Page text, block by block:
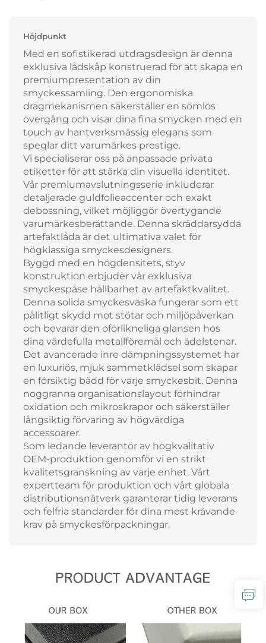
Höjdpunkt
Med en sofistikerad utdragsdesign är denna
exklusiva lådskåp konstruerad för att skapa en
premiumpresentation av din
smyckessamling. Den ergonomiska
dragmekanismen säkerställer en sömlös
övergång och visar dina fina smycken med en
touch av hantverksmässig elegans som
speglar ditt varumärkes prestige.
Vi specialiserar oss på anpassade privata
etiketter för att stärka din visuella identitet.
Vår premiumavslutningsserie inkluderar
detaljerade guldfolieaccenter och exakt
debossning, vilket möjliggör övertygande
varumärkesberättande. Denna skräddarsydda
artefaktlåda är det ultimativa valet för
högklassiga smyckesdesigners.
Byggd med en högdensitets, styv
konstruktion erbjuder vår exklusiva
smyckespåse hållbarhet av artefaktkvalitet.
Denna solida smyckesväska fungerar som ett
pålitligt skydd mot stötar och miljöpåverkan
och bevarar den oförlikneliga glansen hos
dina värdefulla metallföremål och ädelstenar.
Det avancerade inre dämpningssystemet har
en luxuriös, mjuk sammetklädsel som skapar
en försiktig bädd för varje smyckesbit. Denna
noggranna organisationslayout förhindrar
oxidation och mikroskrapor och säkerställer
långsiktig förvaring av högvärdiga
accessoarer.
Som ledande leverantör av högkvalitativ
OEM-produktion genomför vi en strikt
kvalitetsgranskning av varje enhet. Vårt
expertteam för produktion och vårt globala
distributionsnätverk garanterar tidig leverans
och felfria standarder för dina mest krävande
krav på smyckesförpackningar.